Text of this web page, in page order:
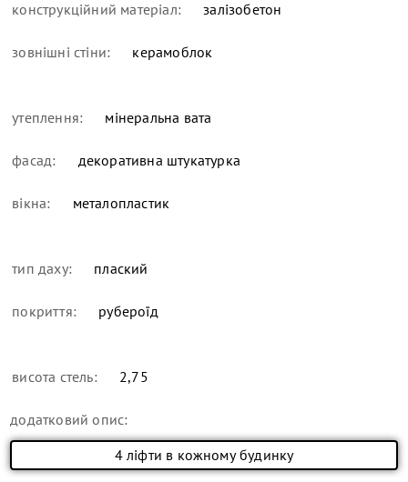
конструкційний матеріал: залізобетон
зовнішні стіни: керамоблок
утеплення: мінеральна вата
фасад: декоративна штукатурка
вікна: металопластик
тип даху: плаский
покриття: рубероїд
висота стель: 2,75
додатковий опис:
4 ліфти в кожному будинку